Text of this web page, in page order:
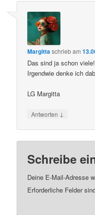
Margittaschriebam
Das sind ja schon
Irgendwie denke ich
LG Margitta
Antworten ↓
Schreibe
Deine E-Mail-Adresse
Erforderliche Felder